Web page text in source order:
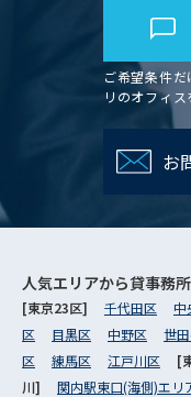
ご希望条件
リのオフィス
お
人気エリアから貸事務
[東京23区] 千代田区 中
区
目黒区 中野区 世
区
練馬区 江戸川区 [
川] 関内駅東口(海側)エリ